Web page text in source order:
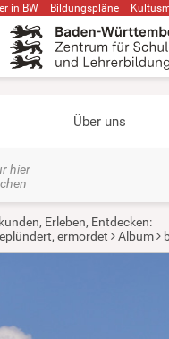
in BW Bildungspläne
Über uns
hier
Erleben, Entdecken:
ermordet Album